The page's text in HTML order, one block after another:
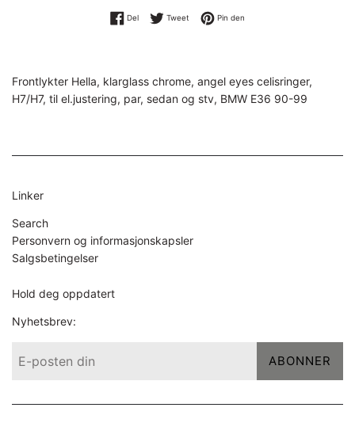
DelDel på Facebook
Tweet Tweet på Twitter
Pin den
Frontlykter Hella, klarglass chrome, angel eyes celisringer,
H7/H7, til el.justering, par, sedan og stv, BMW E36 90-99
Linker
Search
Personvern og informasjonskapsler
Salgsbetingelser
Hold deg oppdatert
Nyhetsbrev:
ABONNER